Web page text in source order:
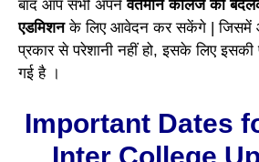
बाद आप सभी अपनेवर्तमान कॉलेज को
एडमिशनके लिए आवेदन कर सकेंगे | जिसमें
प्रकार से परेशानी नहीं हो, इसके लिए इसकी
गई है ।
Important Dates